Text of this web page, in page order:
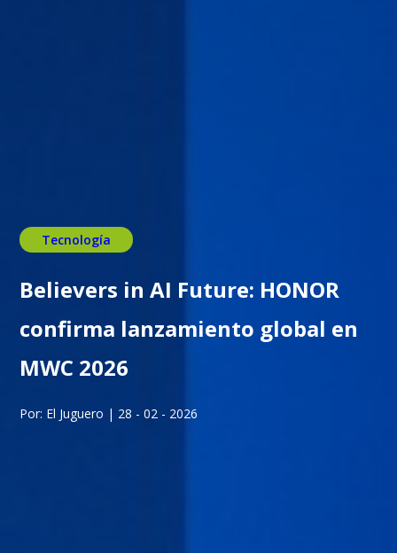
Tecnología
Believers in AI Future: HONOR
confirma lanzamiento global en
MWC 2026
Por: El Juguero | 28 - 02 - 2026